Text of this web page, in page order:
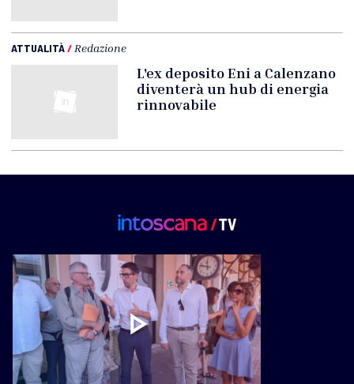
ATTUALITÀ/ Redazione
L'ex deposito Eni a Calenzano
diventerà un hub di energia
rinnovabile